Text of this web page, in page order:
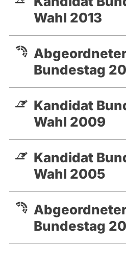
Wahl 2013
Bundestag
Kandidat
Wahl 2009
Kandidat
Wahl 2005
Bundestag